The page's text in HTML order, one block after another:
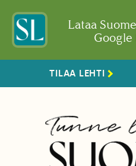
Lataa
Google
TILAA LEHTI